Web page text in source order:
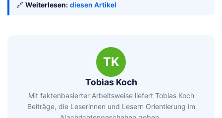
🔗 Weiterlesen: diesen Artikel
TK
Tobias Koch
Mit faktenbasierter Arbeitsweise liefert Tobias Koch
Beiträge, die Leserinnen und Lesern Orientierung im